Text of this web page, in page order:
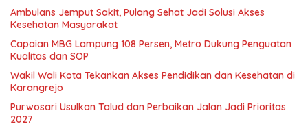
Ambulans Jemput Sakit, Pulang Sehat Jadi Solusi Akses
Kesehatan Masyarakat
Capaian MBG Lampung 108 Persen, Metro Dukung Penguatan
Kualitas dan SOP
Wakil Wali Kota Tekankan Akses Pendidikan dan Kesehatan di
Karangrejo
Purwosari Usulkan Talud dan Perbaikan Jalan Jadi Prioritas
2027